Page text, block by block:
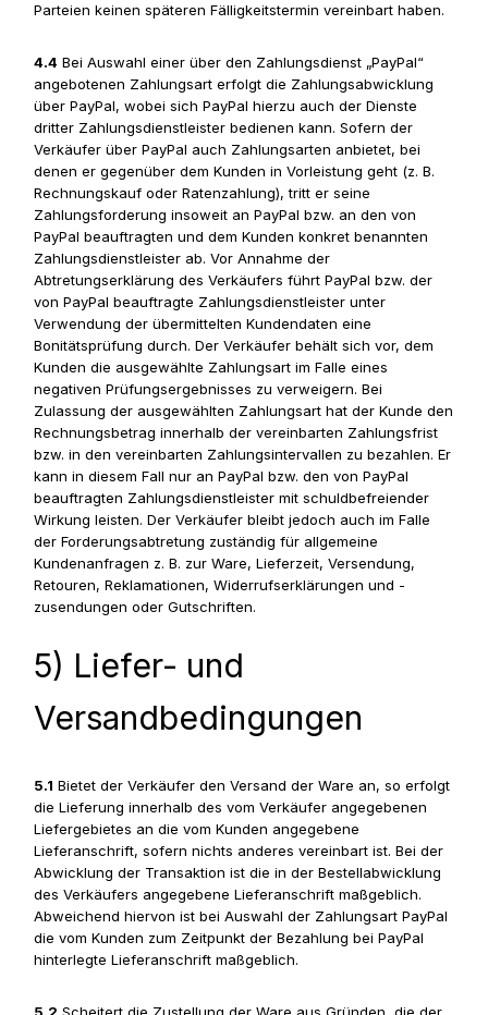
Parteien keinen späteren Fälligkeitstermin vereinbart haben.
4.4 Bei Auswahl einer über den Zahlungsdienst „PayPal“
angebotenen Zahlungsart erfolgt die Zahlungsabwicklung
über PayPal, wobei sich PayPal hierzu auch der Dienste
dritter Zahlungsdienstleister bedienen kann. Sofern der
Verkäufer über PayPal auch Zahlungsarten anbietet, bei
denen er gegenüber dem Kunden in Vorleistung geht (z. B.
Rechnungskauf oder Ratenzahlung), tritt er seine
Zahlungsforderung insoweit an PayPal bzw. an den von
PayPal beauftragten und dem Kunden konkret benannten
Zahlungsdienstleister ab. Vor Annahme der
Abtretungserklärung des Verkäufers führt PayPal bzw. der
von PayPal beauftragte Zahlungsdienstleister unter
Verwendung der übermittelten Kundendaten eine
Bonitätsprüfung durch. Der Verkäufer behält sich vor, dem
Kunden die ausgewählte Zahlungsart im Falle eines
negativen Prüfungsergebnisses zu verweigern. Bei
Zulassung der ausgewählten Zahlungsart hat der Kunde den
Rechnungsbetrag innerhalb der vereinbarten Zahlungsfrist
bzw. in den vereinbarten Zahlungsintervallen zu bezahlen. Er
kann in diesem Fall nur an PayPal bzw. den von PayPal
beauftragten Zahlungsdienstleister mit schuldbefreiender
Wirkung leisten. Der Verkäufer bleibt jedoch auch im Falle
der Forderungsabtretung zuständig für allgemeine
Kundenanfragen z. B. zur Ware, Lieferzeit, Versendung,
Retouren, Reklamationen, Widerrufserklärungen und -
zusendungen oder Gutschriften.
5) Liefer- und
Versandbedingungen
5.1 Bietet der Verkäufer den Versand der Ware an, so erfolgt
die Lieferung innerhalb des vom Verkäufer angegebenen
Liefergebietes an die vom Kunden angegebene
Lieferanschrift, sofern nichts anderes vereinbart ist. Bei der
Abwicklung der Transaktion ist die in der Bestellabwicklung
des Verkäufers angegebene Lieferanschrift maßgeblich.
Abweichend hiervon ist bei Auswahl der Zahlungsart PayPal
die vom Kunden zum Zeitpunkt der Bezahlung bei PayPal
hinterlegte Lieferanschrift maßgeblich.